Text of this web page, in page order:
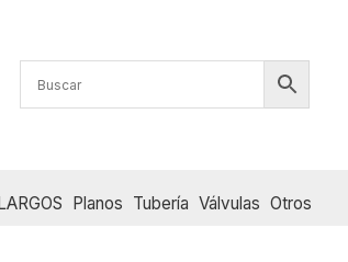
Planos Tubería Válvulas Otros